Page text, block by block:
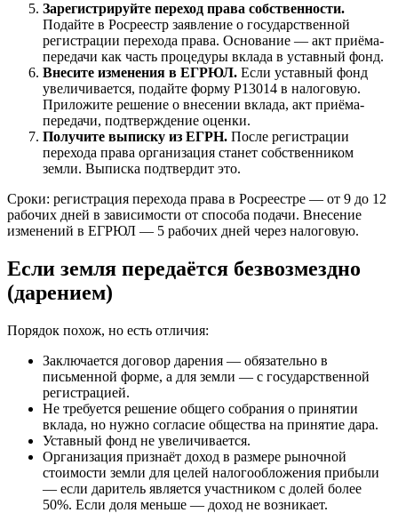
Зарегистрируйте переход права собственности.
Подайте в Росреестр заявление о государственной
регистрации перехода права. Основание — акт приёма-
передачи как часть процедуры вклада в уставный фонд.
Внесите изменения в ЕГРЮЛ. Если уставный фонд
увеличивается, подайте форму Р13014 в налоговую.
Приложите решение о внесении вклада, акт приёма-
передачи, подтверждение оценки.
Получите выписку из ЕГРН. После регистрации
перехода права организация станет собственником
земли. Выписка подтвердит это.
Сроки: регистрация перехода права в Росреестре — от 9 до 12
рабочих дней в зависимости от способа подачи. Внесение
изменений в ЕГРЮЛ — 5 рабочих дней через налоговую.
Если земля передаётся безвозмездно
(дарением)
Порядок похож, но есть отличия:
Заключается договор дарения — обязательно в
письменной форме, а для земли — с государственной
регистрацией.
Не требуется решение общего собрания о принятии
вклада, но нужно согласие общества на принятие дара.
Уставный фонд не увеличивается.
Организация признаёт доход в размере рыночной
стоимости земли для целей налогообложения прибыли
— если даритель является участником с долей более
50%. Если доля меньше — доход не возникает.